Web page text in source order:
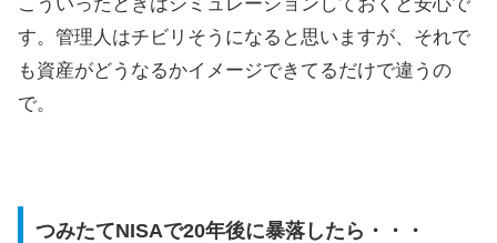
す。管理人はチビリそうになると思いますが、それで
も資産がどうなるかイメージできてるだけで違うの
で。
つみたてNISAで20年後に暴落したら・・・